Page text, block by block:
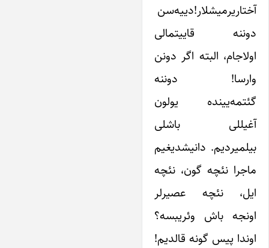
آختاریرمیشلار!‌دییه‌سن
دوننه قاییتمالی
اولاجام، البته اگر دونن
وارسا! دوننه
گئتمه‌یینده یولون
آغیللی باشلی
بیلمیردیم. دانیشدیغیم
ماجرا نئچه گون، نئچه
ایل، نئچه عصیرلر
اونجه باش وئریبسه؟
اوندا پیس گونه قالدیم!